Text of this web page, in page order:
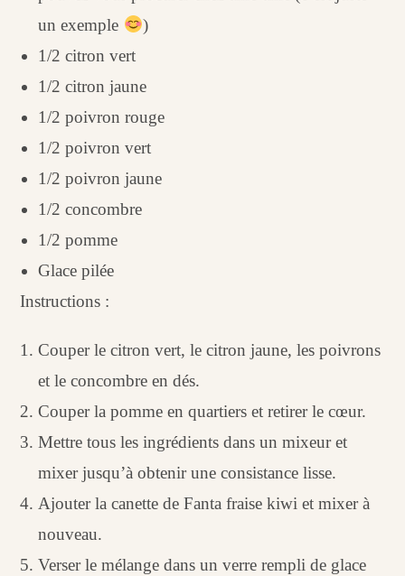
un exemple
)
1/2 citron vert
1/2 citron jaune
1/2 poivron rouge
1/2 poivron vert
1/2 poivron jaune
1/2 concombre
1/2 pomme
Glace pilée
Instructions :
Couper le citron vert, le citron jaune, les poivrons
et le concombre en dés.
Couper la pomme en quartiers et retirer le cœur.
Mettre tous les ingrédients dans un mixeur et
mixer jusqu’à obtenir une consistance lisse.
Ajouter la canette de Fanta fraise kiwi et mixer à
nouveau.
Verser le mélange dans un verre rempli de glace